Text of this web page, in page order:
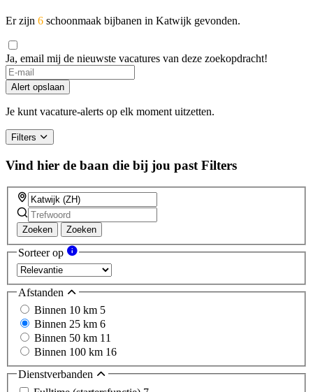
Er zijn 6 schoonmaak bijbanen in Katwijk gevonden.
Ja, email mij de nieuwste vacatures van deze zoekopdracht!
If
you
are
a
ignore
this
field
Alert opslaan
Je kunt vacature-alerts op elk moment uitzetten.
Filters
Vind hier de baan die bij jou past Filters
Zoeken Zoeken
Sorteer op
Afstanden
Binnen 10 km 5
Binnen 25 km 6
Binnen 50 km 11
Binnen 100 km 16
Dienstverbanden